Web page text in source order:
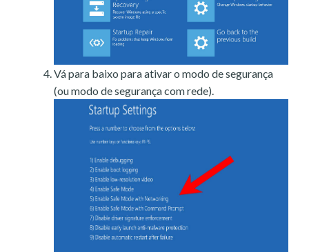
Vá para baixo para ativar o modo de segurança
(ou modo de segurança com rede).